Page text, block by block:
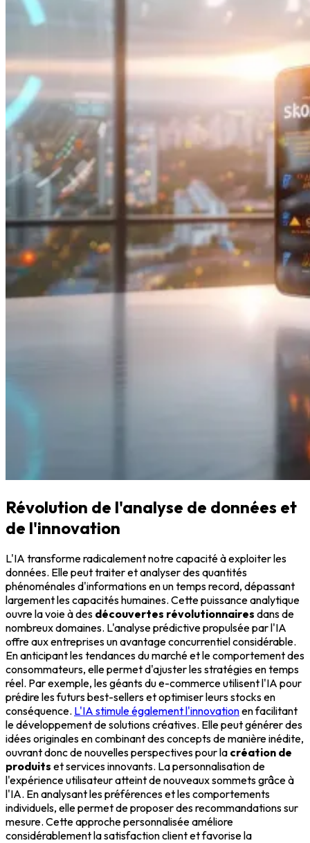
Révolution de l'analyse de données et
de l'innovation
L'IA transforme radicalement notre capacité à exploiter les
données. Elle peut traiter et analyser des quantités
phénoménales d'informations en un temps record, dépassant
largement les capacités humaines. Cette puissance analytique
ouvre la voie à des découvertes révolutionnaires dans de
nombreux domaines. L'analyse prédictive propulsée par l'IA
offre aux entreprises un avantage concurrentiel considérable.
En anticipant les tendances du marché et le comportement des
consommateurs, elle permet d'ajuster les stratégies en temps
réel. Par exemple, les géants du e-commerce utilisent l'IA pour
prédire les futurs best-sellers et optimiser leurs stocks en
conséquence. L'IA stimule également l'innovationen facilitant
le développement de solutions créatives. Elle peut générer des
idées originales en combinant des concepts de manière inédite,
ouvrant donc de nouvelles perspectives pour la création de
produits et services innovants. La personnalisation de
l'expérience utilisateur atteint de nouveaux sommets grâce à
l'IA. En analysant les préférences et les comportements
individuels, elle permet de proposer des recommandations sur
mesure. Cette approche personnalisée améliore
considérablement la satisfaction client et favorise la